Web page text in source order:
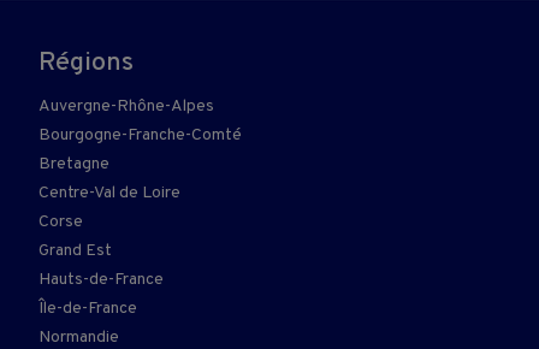
Régions
Auvergne-Rhône-Alpes
Bourgogne-Franche-Comté
Bretagne
Centre-Val de Loire
Corse
Grand Est
Hauts-de-France
Île-de-France
Normandie